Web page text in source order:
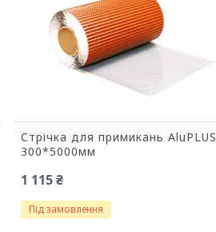
Стрічка для примикань AluPLUS
300*5000мм
1 115 ₴
Під замовлення